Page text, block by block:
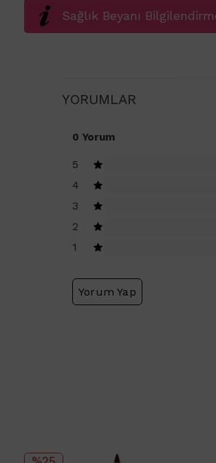
Sağlık Beyanı
YORUMLAR
0 Yorum
5
4
3
2
1
Yorum Yap